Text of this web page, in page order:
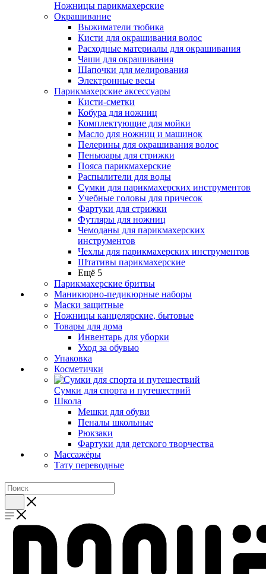
Ножницы парикмахерские
Окрашивание
Выжиматели тюбика
Кисти для окрашивания волос
Расходные материалы для окрашивания
Чаши для окрашивания
Шапочки для мелирования
Электронные весы
Парикмахерские аксессуары
Кисти-сметки
Кобура для ножниц
Комплектующие для мойки
Масло для ножниц и машинок
Пелерины для окрашивания волос
Пеньюары для стрижки
Пояса парикмахерские
Распылители для воды
Сумки для парикмахерских инструментов
Учебные головы для причесок
Фартуки для стрижки
Футляры для ножниц
Чемоданы для парикмахерских
инструментов
Чехлы для парикмахерских инструментов
Штативы парикмахерские
Ещё 5
Парикмахерские бритвы
Маникюрно-педикюрные наборы
Маски защитные
Ножницы канцелярские, бытовые
Товары для дома
Инвентарь для уборки
Уход за обувью
Упаковка
Косметички
Сумки для спорта и путешествий
Школа
Мешки для обуви
Пеналы школьные
Рюкзаки
Фартуки для детского творчества
Массажёры
Тату переводные